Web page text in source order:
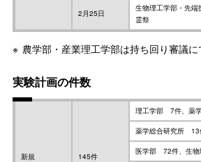
2月25日
生物理工学部・先
霊祭
農学部・産業理工学部は持ち回り審議
実験計画の件数
新規 145件
理工学部 7件、薬
薬学総合研究所
医学部 72件、生